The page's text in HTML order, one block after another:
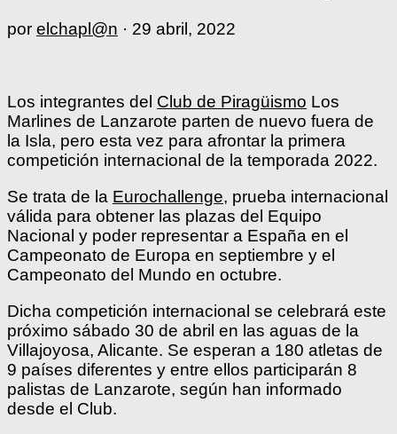
por elchapl@n · 29 abril, 2022
Los integrantes del Club de Piragüismo Los
Marlines de Lanzarote parten de nuevo fuera de
la Isla, pero esta vez para afrontar la primera
competición internacional de la temporada 2022.
Se trata de la Eurochallenge, prueba internacional
válida para obtener las plazas del Equipo
Nacional y poder representar a España en el
Campeonato de Europa en septiembre y el
Campeonato del Mundo en octubre.
Dicha competición internacional se celebrará este
próximo sábado 30 de abril en las aguas de la
Villajoyosa, Alicante. Se esperan a 180 atletas de
9 países diferentes y entre ellos participarán 8
palistas de Lanzarote, según han informado
desde el Club.